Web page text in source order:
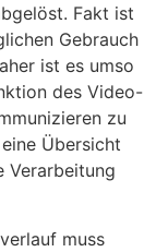
Fakt ist
Gebrauch
ist es umso
des Video-
zu
Übersicht
Verarbeitung
muss